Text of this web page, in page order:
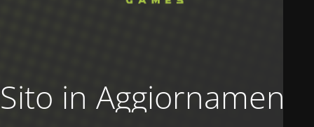
Sito in Aggiornamento